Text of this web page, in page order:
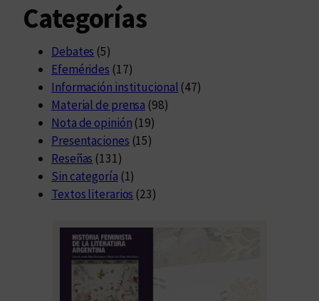
Categorías
Debates (5)
Efemérides (17)
Información institucional (47)
Material de prensa (98)
Nota de opinión (19)
Presentaciones (15)
Reseñas (131)
Sin categoría (1)
Textos literarios (23)